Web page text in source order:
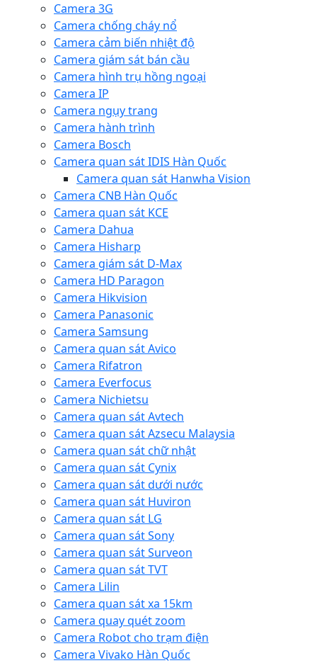
Camera 3G
Camera chống cháy nổ
Camera cảm biến nhiệt độ
Camera giám sát bán cầu
Camera hình trụ hồng ngoại
Camera IP
Camera ngụy trang
Camera hành trình
Camera Bosch
Camera quan sát IDIS Hàn Quốc
Camera quan sát Hanwha Vision
Camera CNB Hàn Quốc
Camera quan sát KCE
Camera Dahua
Camera Hisharp
Camera giám sát D-Max
Camera HD Paragon
Camera Hikvision
Camera Panasonic
Camera Samsung
Camera quan sát Avico
Camera Rifatron
Camera Everfocus
Camera Nichietsu
Camera quan sát Avtech
Camera quan sát Azsecu Malaysia
Camera quan sát chữ nhật
Camera quan sát Cynix
Camera quan sát dưới nước
Camera quan sát Huviron
Camera quan sát LG
Camera quan sát Sony
Camera quan sát Surveon
Camera quan sát TVT
Camera Lilin
Camera quan sát xa 15km
Camera quay quét zoom
Camera Robot cho trạm điện
Camera Vivako Hàn Quốc